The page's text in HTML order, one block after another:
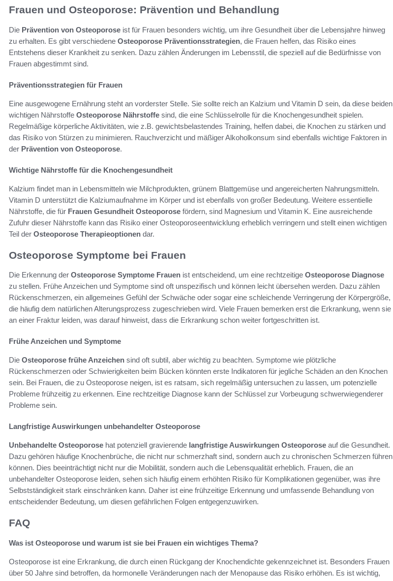
Frauen und Osteoporose: Prävention und Behandlung
Die Prävention von Osteoporose ist für Frauen besonders wichtig, um ihre Gesundheit über die Lebensjahre hinweg
zu erhalten. Es gibt verschiedene Osteoporose Präventionsstrategien, die Frauen helfen, das Risiko eines
Entstehens dieser Krankheit zu senken. Dazu zählen Änderungen im Lebensstil, die speziell auf die Bedürfnisse von
Frauen abgestimmt sind.
Präventionsstrategien für Frauen
Eine ausgewogene Ernährung steht an vorderster Stelle. Sie sollte reich an Kalzium und Vitamin D sein, da diese beiden
wichtigen Nährstoffe Osteoporose Nährstoffe sind, die eine Schlüsselrolle für die Knochengesundheit spielen.
Regelmäßige körperliche Aktivitäten, wie z.B. gewichtsbelastendes Training, helfen dabei, die Knochen zu stärken und
das Risiko von Stürzen zu minimieren. Rauchverzicht und mäßiger Alkoholkonsum sind ebenfalls wichtige Faktoren in
der Prävention von Osteoporose.
Wichtige Nährstoffe für die Knochengesundheit
Kalzium findet man in Lebensmitteln wie Milchprodukten, grünem Blattgemüse und angereicherten Nahrungsmitteln.
Vitamin D unterstützt die Kalziumaufnahme im Körper und ist ebenfalls von großer Bedeutung. Weitere essentielle
Nährstoffe, die für Frauen Gesundheit Osteoporose fördern, sind Magnesium und Vitamin K. Eine ausreichende
Zufuhr dieser Nährstoffe kann das Risiko einer Osteoporoseentwicklung erheblich verringern und stellt einen wichtigen
Teil der Osteoporose Therapieoptionen dar.
Osteoporose Symptome bei Frauen
Die Erkennung der Osteoporose Symptome Frauen ist entscheidend, um eine rechtzeitige Osteoporose Diagnose
zu stellen. Frühe Anzeichen und Symptome sind oft unspezifisch und können leicht übersehen werden. Dazu zählen
Rückenschmerzen, ein allgemeines Gefühl der Schwäche oder sogar eine schleichende Verringerung der Körpergröße,
die häufig dem natürlichen Alterungsprozess zugeschrieben wird. Viele Frauen bemerken erst die Erkrankung, wenn sie
an einer Fraktur leiden, was darauf hinweist, dass die Erkrankung schon weiter fortgeschritten ist.
Frühe Anzeichen und Symptome
Die Osteoporose frühe Anzeichen sind oft subtil, aber wichtig zu beachten. Symptome wie plötzliche
Rückenschmerzen oder Schwierigkeiten beim Bücken könnten erste Indikatoren für jegliche Schäden an den Knochen
sein. Bei Frauen, die zu Osteoporose neigen, ist es ratsam, sich regelmäßig untersuchen zu lassen, um potenzielle
Probleme frühzeitig zu erkennen. Eine rechtzeitige Diagnose kann der Schlüssel zur Vorbeugung schwerwiegenderer
Probleme sein.
Langfristige Auswirkungen unbehandelter Osteoporose
Unbehandelte Osteoporose hat potenziell gravierende langfristige Auswirkungen Osteoporose auf die Gesundheit.
Dazu gehören häufige Knochenbrüche, die nicht nur schmerzhaft sind, sondern auch zu chronischen Schmerzen führen
können. Dies beeinträchtigt nicht nur die Mobilität, sondern auch die Lebensqualität erheblich. Frauen, die an
unbehandelter Osteoporose leiden, sehen sich häufig einem erhöhten Risiko für Komplikationen gegenüber, was ihre
Selbstständigkeit stark einschränken kann. Daher ist eine frühzeitige Erkennung und umfassende Behandlung von
entscheidender Bedeutung, um diesen gefährlichen Folgen entgegenzuwirken.
FAQ
Was ist Osteoporose und warum ist sie bei Frauen ein wichtiges Thema?
Osteoporose ist eine Erkrankung, die durch einen Rückgang der Knochendichte gekennzeichnet ist. Besonders Frauen
über 50 Jahre sind betroffen, da hormonelle Veränderungen nach der Menopause das Risiko erhöhen. Es ist wichtig,